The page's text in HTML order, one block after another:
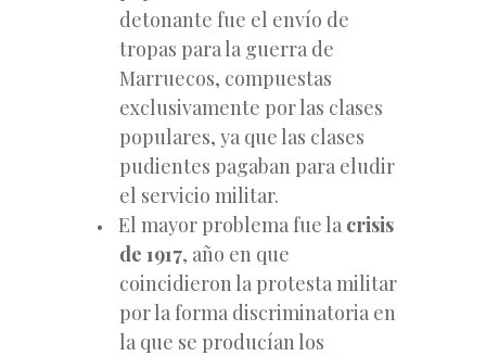
detonante fue el envío de
tropas para la guerra de
Marruecos, compuestas
exclusivamente por las clases
populares, ya que las clases
pudientes pagaban para eludir
el servicio militar.
El mayor problema fue la crisis
de 1917, año en que
coincidieron la protesta militar
por la forma discriminatoria en
la que se producían los